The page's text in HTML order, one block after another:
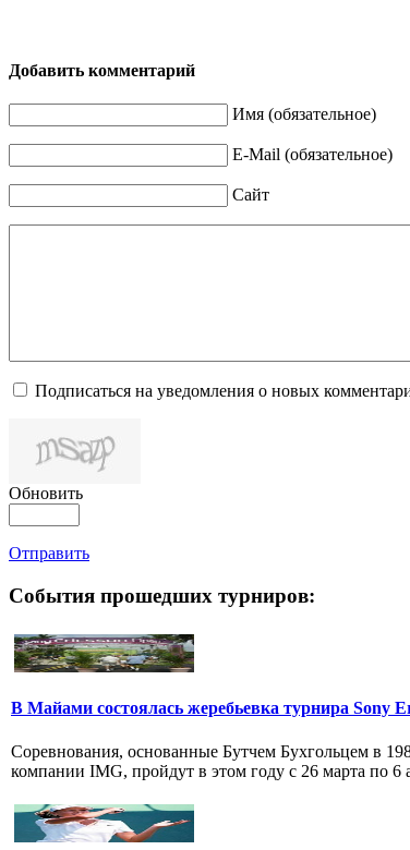
Добавить комментарий
Имя (обязательное)
E-Mail (обязательное)
Сайт
Подписаться на уведомления о новых
Обновить
Отправить
События прошедших турниров:
В Майами состоялась жеребьевка турнира Sony
Соревнования, основанные Бутчем Бухгольцем в
компании IMG, пройдут в этом году с 26 марта по 6